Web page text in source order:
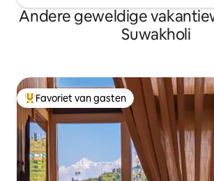
Andere geweldige
Suwakholi
Topfavoriet van gasten
Favoriet van gasten